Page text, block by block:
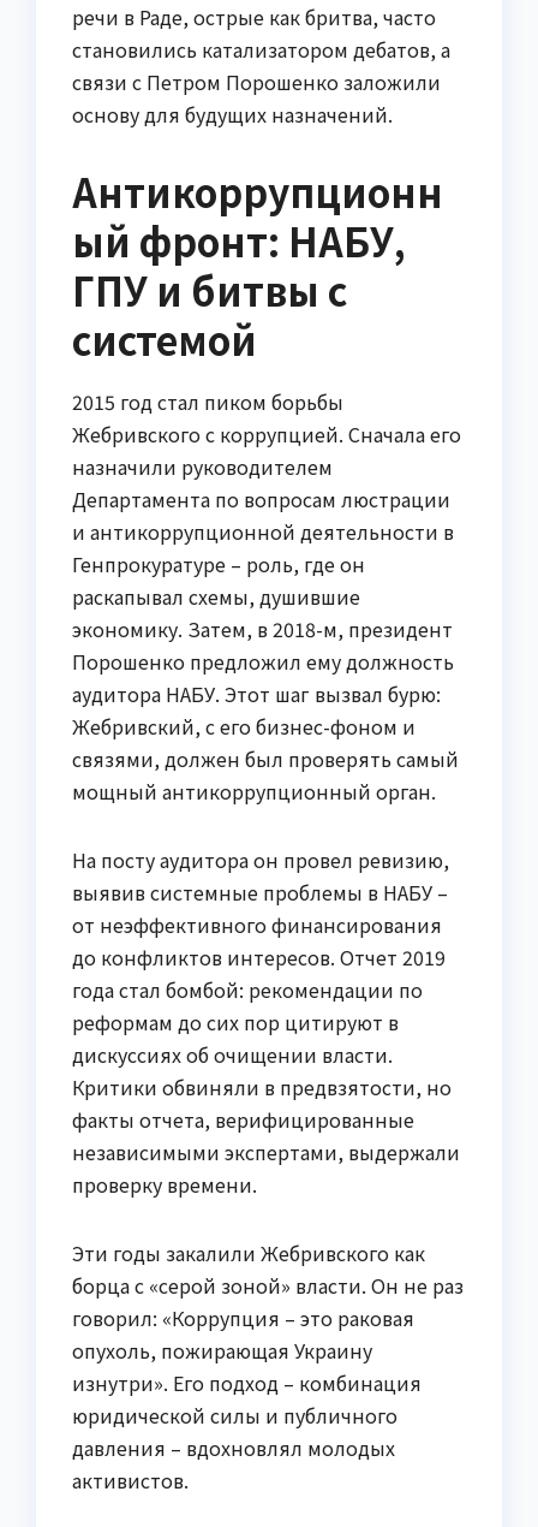
речи в Раде, острые как бритва, часто
становились катализатором дебатов, а
связи с Петром Порошенко заложили
основу для будущих назначений.
Антикоррупционн
ый фронт: НАБУ,
ГПУ и битвы с
системой
2015 год стал пиком борьбы
Жебривского с коррупцией. Сначала его
назначили руководителем
Департамента по вопросам люстрации
и антикоррупционной деятельности в
Генпрокуратуре – роль, где он
раскапывал схемы, душившие
экономику. Затем, в 2018-м, президент
Порошенко предложил ему должность
аудитора НАБУ. Этот шаг вызвал бурю:
Жебривский, с его бизнес-фоном и
связями, должен был проверять самый
мощный антикоррупционный орган.
На посту аудитора он провел ревизию,
выявив системные проблемы в НАБУ –
от неэффективного финансирования
до конфликтов интересов. Отчет 2019
года стал бомбой: рекомендации по
реформам до сих пор цитируют в
дискуссиях об очищении власти.
Критики обвиняли в предвзятости, но
факты отчета, верифицированные
независимыми экспертами, выдержали
проверку времени.
Эти годы закалили Жебривского как
борца с «серой зоной» власти. Он не раз
говорил: «Коррупция – это раковая
опухоль, пожирающая Украину
изнутри». Его подход – комбинация
юридической силы и публичного
давления – вдохновлял молодых
активистов.